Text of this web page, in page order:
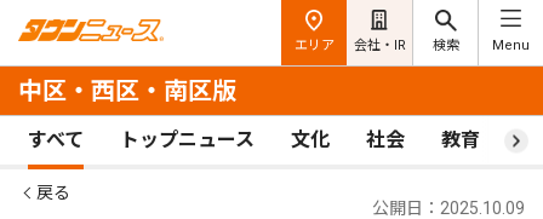
エリア 会社・IR 検索 Menu
中区・西区・南区版
すべて トップニュース 文化 社会 教育 ス
戻る
公開日：2025.10.09